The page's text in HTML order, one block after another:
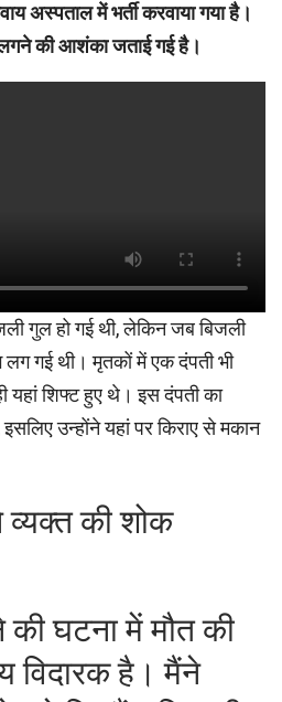
अस्पताल में भर्ती करवाया गया है।
की आशंका जताई गई है।
गुल हो गई थी, लेकिन जब बिजली
लग गई थी। मृतकों में एक दंपती भी
यहां शिफ्ट हुए थे। इस दंपती का
उन्होंने यहां पर किराए से मकान
व्यक्त की शोक
घटना में मौत की
विदारक है। मैंने